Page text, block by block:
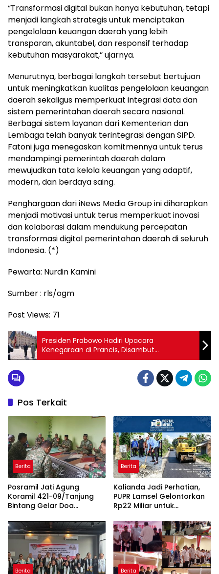
“Transformasi digital bukan hanya kebutuhan, tetapi
menjadi langkah strategis untuk menciptakan
pengelolaan keuangan daerah yang lebih
transparan, akuntabel, dan responsif terhadap
kebutuhan masyarakat,” ujarnya.
Menurutnya, berbagai langkah tersebut bertujuan
untuk meningkatkan kualitas pengelolaan keuangan
daerah sekaligus memperkuat integrasi data dan
sistem pemerintahan daerah secara nasional.
Berbagai sistem layanan dari Kementerian dan
Lembaga telah banyak terintegrasi dengan SIPD.
Fatoni juga menegaskan komitmennya untuk terus
mendampingi pemerintah daerah dalam
mewujudkan tata kelola keuangan yang adaptif,
modern, dan berdaya saing.
Penghargaan dari iNews Media Group ini diharapkan
menjadi motivasi untuk terus memperkuat inovasi
dan kolaborasi dalam mendukung percepatan
transformasi digital pemerintahan daerah di seluruh
Indonesia. (*)
Pewarta: Nurdin Kamini
Sumber : rls/ogm
Post Views: 71
Presiden Prabowo Hadiri Upacara
Kenegaraan di Prancis, Disambut
Penghormatan Militer di Les Invalides
Pos Terkait
Berita
Posramil Jati Agung
Koramil 421-09/Tanjung
Bintang Gelar Doa
Kodam XXI/Radin Inten
Berita
Kalianda Jadi Perhatian,
PUPR Lamsel Gelontorkan
Rp22 Miliar untuk
Jalan di 2026
Berita Berita